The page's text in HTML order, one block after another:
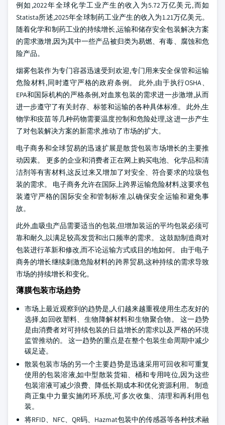
例如,2022年全球化学工业产生的收入为5.72万亿美元,而如
Statista所述,2025年全球制药工业产生的收入为1.21万亿美元。
随着化学和制药工业的持续增长,运输和储存安全包装解决方案
的需求激增,因为其中一些产品被归类为易燃、有毒、腐蚀和危
险产品。
烟雾包装作为专门容器迅速受到欢迎,专门用来安全保管和运输
危险材料,同时遵守严格的政府条例。 此外,由于执行OSHA、
EPA和国际机构的严格条例,对血浆包装的需求进一步激增,从而
进一步遵守了有关封存、标签和运输的各种具体标准。 此外,生
物学和疫苗等几种药物需要温度控制和危险处理,这进一步产生
了对包装解决方案的新需求,推动了市场的扩大。
电子商务和全球贸易的迅速扩展是散货包装市场增长的主要推
动因素。 更多的企业和消费者正在网上购买电池、化学品和清
洁剂等有害材料,这反过来又增加了对安全、符合要求的垃圾包
装的需求。 电子商务允许在国际上跨界运输危险材料,这要求包
装遵守严格的国际安全和管制标准,以确保安全运输和避免事
故。
此外,血吸虫产品需要适当的包装,但增加装运的平均包装必须可
靠和耐久,以满足较高发货和出口频率的需求。 这鼓励制造商对
包装进行革新和修改,而不论运输方式或目的地如何。 由于电子
商务的增长继续刺激危险材料的跨界贸易,这种持续的需求导致
市场的持续增长和变化。
薄膜包装市场趋势
市场上最近观察到的趋势是,人们越来越重视使用生态友好的
选择,如回收塑料、生物降解材料和生物聚合物。 这一趋势
是由消费者对可持续包装的日益增长的需求以及严格的环境
监管推动的。 这一趋势的重点是在整个包装生命周期中减少
碳足迹。
散装包装市场的另一个主要趋势是迅速采用可回收和可重复
使用的包装溶液,如中型散装货箱、桶和专用吨位,因为这些
包装溶液可减少浪费、降低长期成本和优化资源利用。 制造
商正集中力量实施闭环系统,可多次收集、清理和再利用包
装。
将RFID、NFC、QR码、Hazmat包装中的传感器等各种技术融